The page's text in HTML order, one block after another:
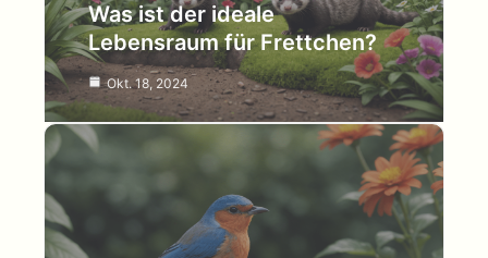
Was ist der ideale
Lebensraum für Frettchen?
Okt. 18, 2024